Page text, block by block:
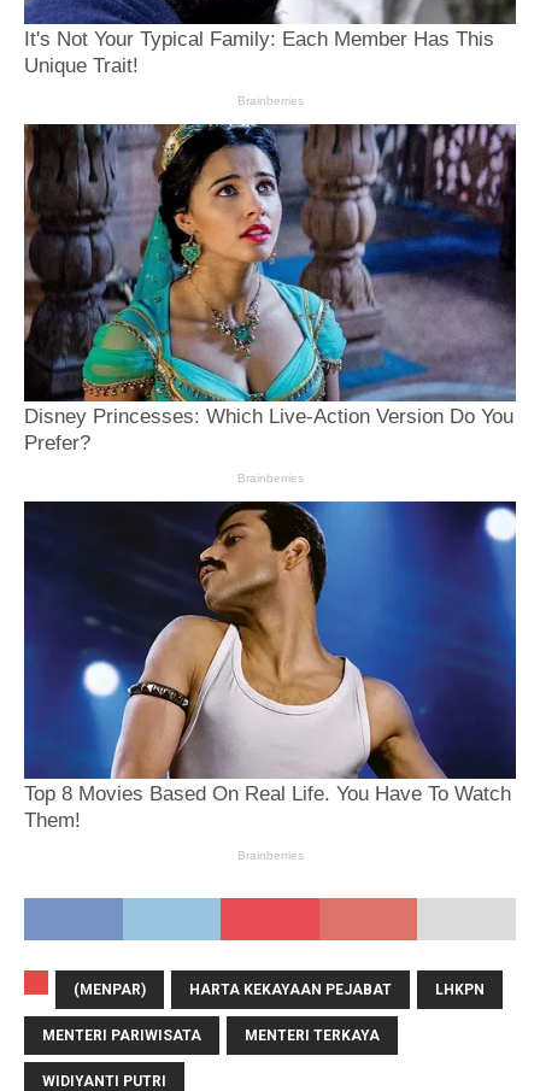
(MENPAR) HARTA KEKAYAAN PEJABAT LHKPN
MENTERI PARIWISATA MENTERI TERKAYA
WIDIYANTI PUTRI